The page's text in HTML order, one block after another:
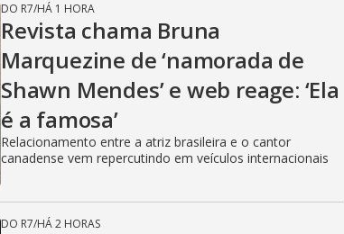
DO R7/HÁ 1 HORA
Revista chama Bruna
Marquezine de ‘namorada de
Shawn Mendes’ e web reage: ‘Ela
é a famosa’
Relacionamento entre a atriz brasileira e o cantor
canadense vem repercutindo em veículos internacionais
DO R7/HÁ 2 HORAS